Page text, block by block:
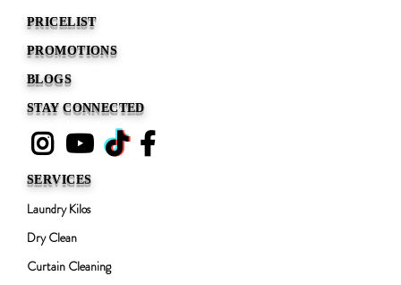
PRICELIST
PROMOTIONS
BLOGS
STAY CONNECTED
SERVICES
Laundry Kilos
Dry Clean
Curtain Cleaning